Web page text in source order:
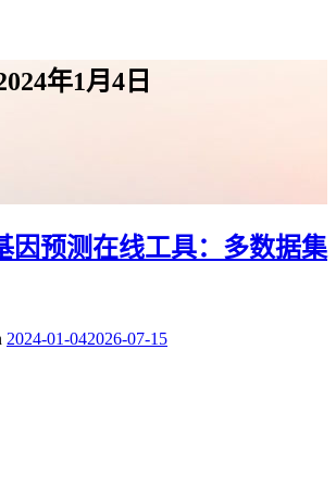
年1月4日
因预测在线工具：多数据集
2024-01-042026-07-15